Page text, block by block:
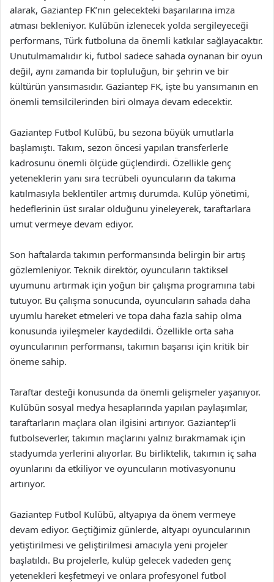
alarak, Gaziantep FK’nın gelecekteki başarılarına imza
atması bekleniyor. Kulübün izlenecek yolda sergileyeceği
performans, Türk futboluna da önemli katkılar sağlayacaktır.
Unutulmamalıdır ki, futbol sadece sahada oynanan bir oyun
değil, aynı zamanda bir topluluğun, bir şehrin ve bir
kültürün yansımasıdır. Gaziantep FK, işte bu yansımanın en
önemli temsilcilerinden biri olmaya devam edecektir.
Gaziantep Futbol Kulübü, bu sezona büyük umutlarla
başlamıştı. Takım, sezon öncesi yapılan transferlerle
kadrosunu önemli ölçüde güçlendirdi. Özellikle genç
yeteneklerin yanı sıra tecrübeli oyuncuların da takıma
katılmasıyla beklentiler artmış durumda. Kulüp yönetimi,
hedeflerinin üst sıralar olduğunu yineleyerek, taraftarlara
umut vermeye devam ediyor.
Son haftalarda takımın performansında belirgin bir artış
gözlemleniyor. Teknik direktör, oyuncuların taktiksel
uyumunu artırmak için yoğun bir çalışma programına tabi
tutuyor. Bu çalışma sonucunda, oyuncuların sahada daha
uyumlu hareket etmeleri ve topa daha fazla sahip olma
konusunda iyileşmeler kaydedildi. Özellikle orta saha
oyuncularının performansı, takımın başarısı için kritik bir
öneme sahip.
Taraftar desteği konusunda da önemli gelişmeler yaşanıyor.
Kulübün sosyal medya hesaplarında yapılan paylaşımlar,
taraftarların maçlara olan ilgisini artırıyor. Gaziantep’li
futbolseverler, takımın maçlarını yalnız bırakmamak için
stadyumda yerlerini alıyorlar. Bu birliktelik, takımın iç saha
oyunlarını da etkiliyor ve oyuncuların motivasyonunu
artırıyor.
Gaziantep Futbol Kulübü, altyapıya da önem vermeye
devam ediyor. Geçtiğimiz günlerde, altyapı oyuncularının
yetiştirilmesi ve geliştirilmesi amacıyla yeni projeler
başlatıldı. Bu projelerle, kulüp gelecek vadeden genç
yetenekleri keşfetmeyi ve onlara profesyonel futbol